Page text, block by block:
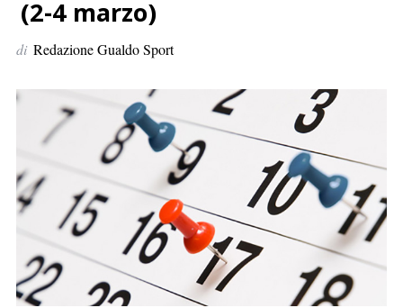
e
r
(2-4 marzo)
di Redazione Gualdo Sport